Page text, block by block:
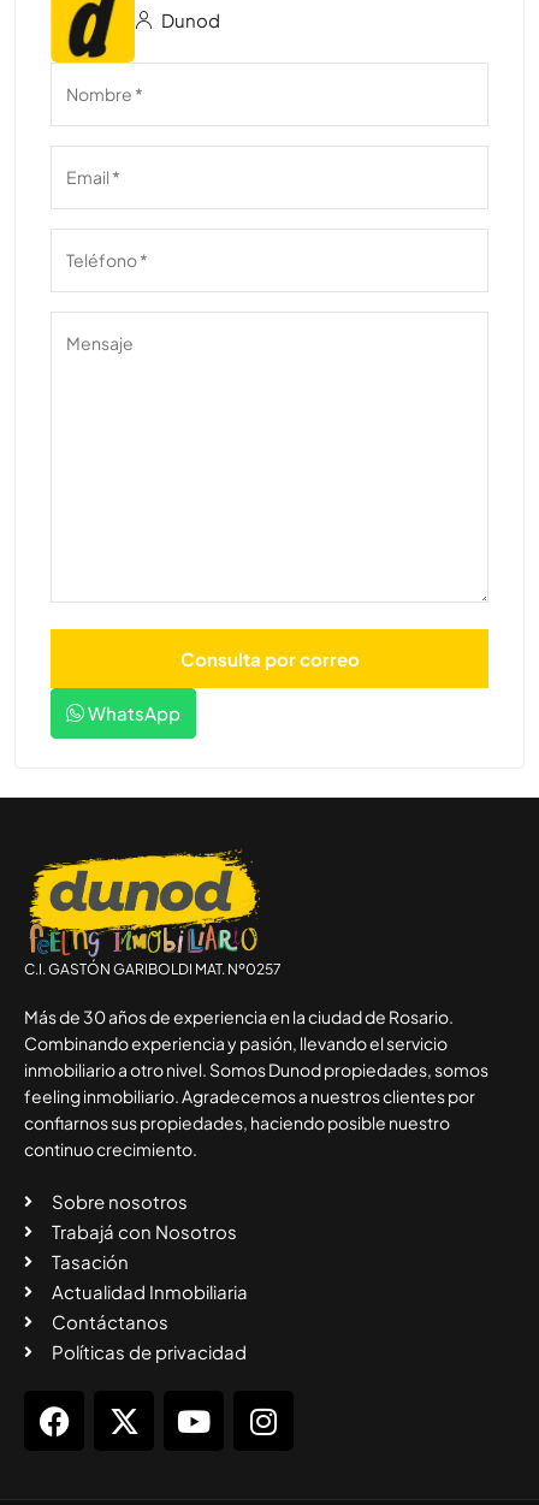
Dunod
WhatsApp
C.I. GASTÓN GARIBOLDI MAT. Nº0257
Más de 30 años de experiencia en la ciudad de Rosario.
Combinando experiencia y pasión, llevando el servicio
inmobiliario a otro nivel. Somos Dunod propiedades, somos
feeling inmobiliario. Agradecemos a nuestros clientes por
confiarnos sus propiedades, haciendo posible nuestro
continuo crecimiento.
Sobre nosotros
Trabajá con Nosotros
Tasación
Actualidad Inmobiliaria
Contáctanos
Políticas de privacidad